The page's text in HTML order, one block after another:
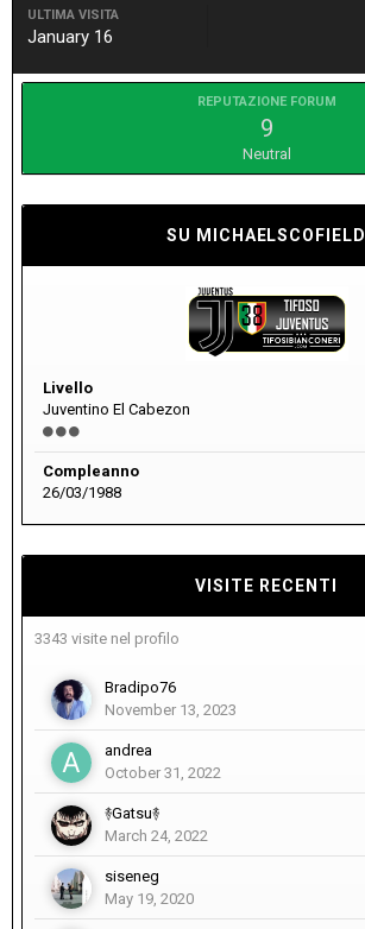
ULTIMA VISITA
January 16
REPUTAZIONE FORUM
9
Neutral
SU MICHAELSCOFIELD
Livello
Juventino El Cabezon
Compleanno
26/03/1988
VISITE RECENTI
3343 visite nel profilo
Bradipo76
November 13, 2023
andrea
October 31, 2022
࿈Gatsu࿈
March 24, 2022
siseneg
May 19, 2020